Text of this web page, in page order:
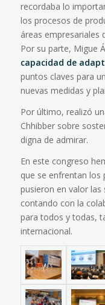
recordaba lo
los procesos de
áreas empresariales
Por su parte, Migue
capacidad de
puntos claves para
nuevas medidas y
Por último, realizó
Chhibber sobre
digna de admirar.
En este congreso
que se enfrentan los
pusieron en valor
contando con la
para todos y todas,
internacional.